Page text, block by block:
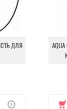
ДЛЯ